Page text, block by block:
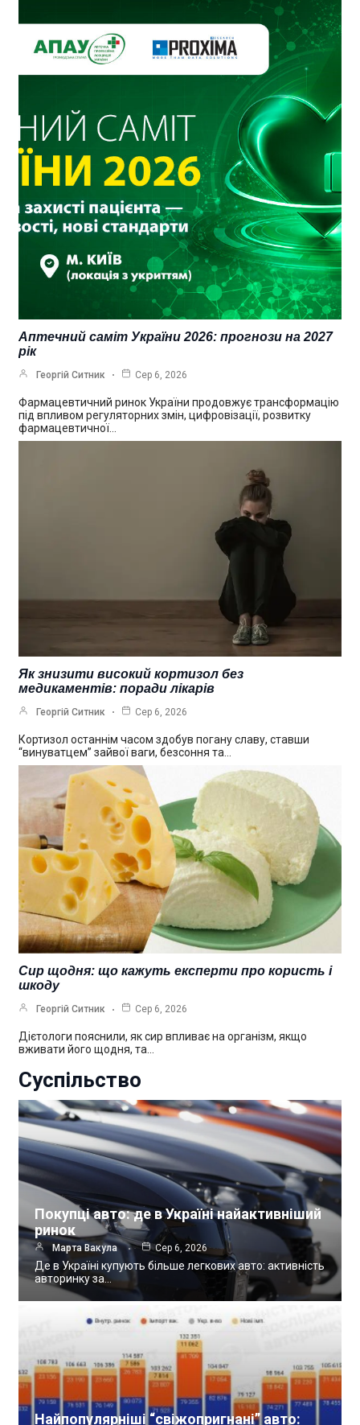
Аптечний саміт України 2026: прогнози на 2027
рік
Георгій Ситник Сер 6, 2026
Фармацевтичний ринок України продовжує трансформацію
під впливом регуляторних змін, цифровізації, розвитку
фармацевтичної…
Як знизити високий кортизол без
медикаментів: поради лікарів
Георгій Ситник Сер 6, 2026
Кортизол останнім часом здобув погану славу, ставши
“винуватцем” зайвої ваги, безсоння та…
Сир щодня: що кажуть експерти про користь і
шкоду
Георгій Ситник Сер 6, 2026
Дієтологи пояснили, як сир впливає на організм, якщо
вживати його щодня, та…
Суспільство
Покупці авто: де в Україні найактивніший
ринок
Марта Вакула Сер 6, 2026
Де в Україні купують більше легкових авто: активність
авторинку за…
Найпопулярніші “свіжопригнані” авто: